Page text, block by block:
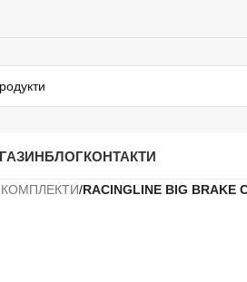
БЛОГКОНТАКТИ
/RACINGLINE BIG